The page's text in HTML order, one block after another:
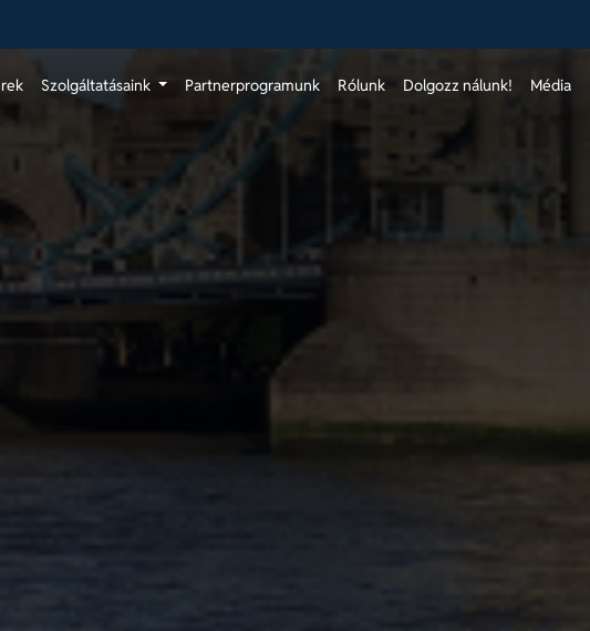
Szolgáltatásaink Partnerprogramunk Rólunk Dolgozz nálunk! Média